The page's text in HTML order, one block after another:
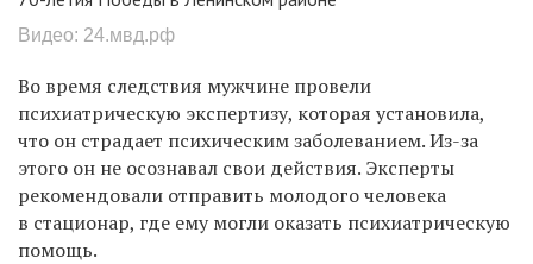
Видео: 24.мвд.рф
Во время следствия мужчине провели
психиатрическую экспертизу, которая установила,
что он страдает психическим заболеванием. Из-за
этого он не осознавал свои действия. Эксперты
рекомендовали отправить молодого человека
в стационар, где ему могли оказать психиатрическую
помощь.